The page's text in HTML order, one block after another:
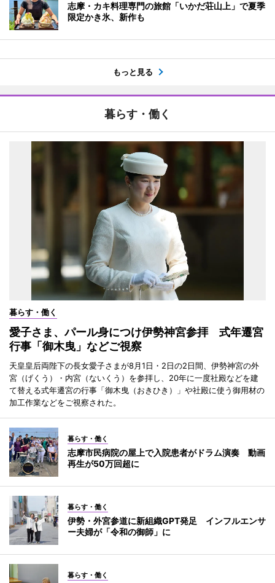
志摩・カキ料理専門の旅館「いかだ荘山上」で夏季
限定かき氷、新作も
もっと見る
暮らす・働く
暮らす・働く
愛子さま、パール身につけ伊勢神宮参拝 式年遷宮
行事「御木曳」などご視察
天皇皇后両陛下の長女愛子さまが8月1日・2日の2日間、伊勢神宮の外
宮（げくう）・内宮（ないくう）を参拝し、20年に一度社殿などを建
て替える式年遷宮の行事「御木曳（おきひき）」や社殿に使う御用材の
加工作業などをご視察された。
暮らす・働く
志摩市民病院の屋上で入院患者がドラム演奏 動画
再生が50万回超に
暮らす・働く
伊勢・外宮参道に新組織GPT発足 インフルエンサ
ー夫婦が「令和の御師」に
暮らす・働く